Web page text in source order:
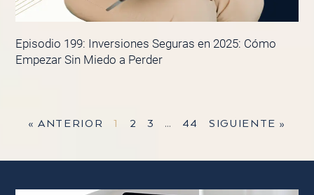
Episodio 199: Inversiones Seguras en 2025: Cómo
Empezar Sin Miedo a Perder
« ANTERIOR 1 2 3 … 44 SIGUIENTE »